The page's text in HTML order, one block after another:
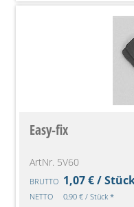
Easy-fix
ArtNr. 5V60
BRUTTO 1,07 € /
NETTO 0,90 € / Stück *